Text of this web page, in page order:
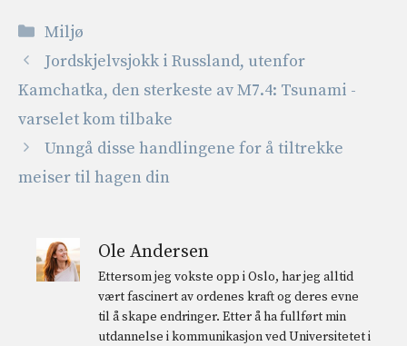
Kategorier
Miljø
Jordskjelvsjokk i Russland, utenfor
Kamchatka, den sterkeste av M7.4: Tsunami -
varselet kom tilbake
Unngå disse handlingene for å tiltrekke
meiser til hagen din
Ole Andersen
Ettersom jeg vokste opp i Oslo, har jeg alltid
vært fascinert av ordenes kraft og deres evne
til å skape endringer. Etter å ha fullført min
utdannelse i kommunikasjon ved Universitetet i